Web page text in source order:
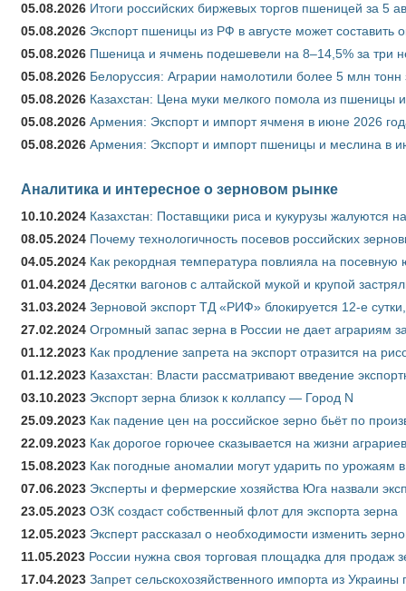
05.08.2026 Итоги российских биржевых торгов пшеницей за 5
05.08.2026 Экспорт пшеницы из РФ в августе может составить
05.08.2026 Пшеница и ячмень подешевели на 8–14,5% за три
05.08.2026 Белоруссия: Аграрии намолотили более 5 млн тонн
05.08.2026 Казахстан: Цена муки мелкого помола из пшеницы
05.08.2026 Армения: Экспорт и импорт ячменя в июне 2026
05.08.2026 Армения: Экспорт и импорт пшеницы и меслина в
Аналитика и интересное о зерновом рынке
10.10.2024 Казахстан: Поставщики риса и кукурузы жалуются
08.05.2024 Почему технологичность посевов российских
04.05.2024 Как рекордная температура повлияла на
01.04.2024 Десятки вагонов с алтайской мукой и крупой
31.03.2024 Зерновой экспорт ТД «РИФ» блокируется 12-е
27.02.2024 Огромный запас зерна в России не дает аграриям
01.12.2023 Как продление запрета на экспорт отразится на
01.12.2023 Казахстан: Власти рассматривают введение
03.10.2023 Экспорт зерна близок к коллапсу — Город N
25.09.2023 Как падение цен на российское зерно бьёт по
22.09.2023 Как дорогое горючее сказывается на жизни аграриев
15.08.2023 Как погодные аномалии могут ударить по урожаям
07.06.2023 Эксперты и фермерские хозяйства Юга назвали
23.05.2023 ОЗК создаст собственный флот для экспорта зерна
12.05.2023 Эксперт рассказал о необходимости изменить
11.05.2023 России нужна своя торговая площадка для продаж
17.04.2023 Запрет сельскохозяйственного импорта из